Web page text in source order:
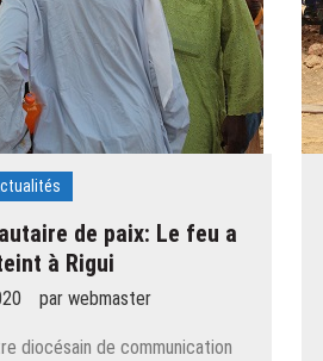
de paix: Le feu a
à Rigui
parwebmaster
diocésain de communication